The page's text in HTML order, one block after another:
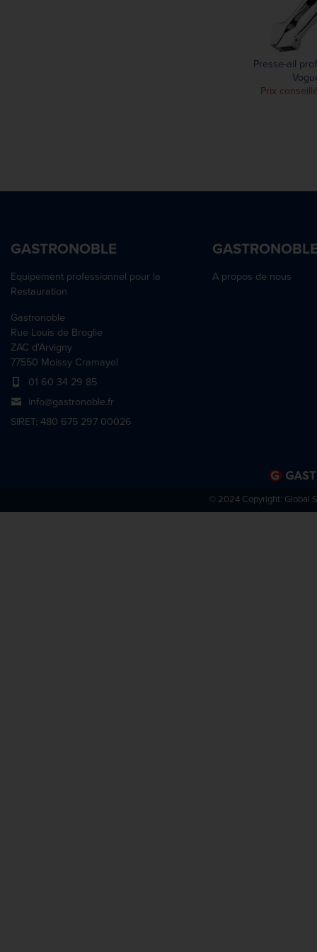
Presse-ail
Prix
GASTRONOBLE
Equipement professionnel pour la
Restauration
Gastronoble
Rue Louis de Broglie
ZAC d'Arvigny
77550 Moissy Cramayel
01 60 34 29 85
info@gastronoble.fr
SIRET: 480 675 297 00026
A propos de nous
© 2024 Copyright: Global